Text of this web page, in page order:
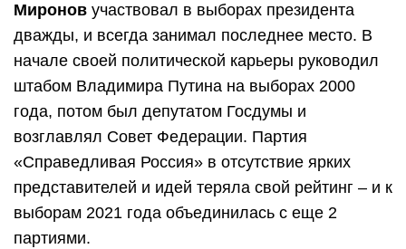
Миронов участвовал в выборах президента
дважды, и всегда занимал последнее место. В
начале своей политической карьеры руководил
штабом Владимира Путина на выборах 2000
года, потом был депутатом Госдумы и
возглавлял Совет Федерации. Партия
«Справедливая Россия» в отсутствие ярких
представителей и идей теряла свой рейтинг – и к
выборам 2021 года объединилась с еще 2
партиями.